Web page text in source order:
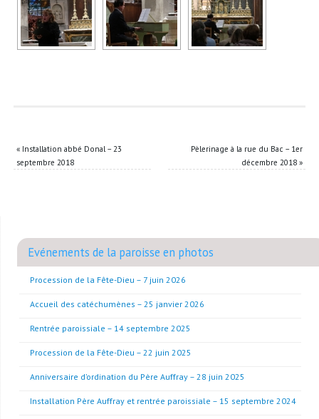
«Installation abbé Donal – 23
septembre 2018
Pèlerinage à la rue du Bac – 1er
décembre 2018»
Evénements de la paroisse en photos
Procession de la Fête-Dieu – 7 juin 2026
Accueil des catéchumènes – 25 janvier 2026
Rentrée paroissiale – 14 septembre 2025
Procession de la Fête-Dieu – 22 juin 2025
Anniversaire d’ordination du Père Auffray – 28 juin 2025
Installation Père Auffray et rentrée paroissiale – 15 septembre 2024